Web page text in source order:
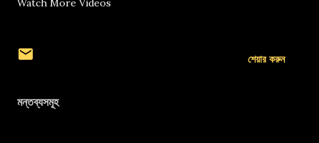
Watch More Videos
শেয়ার করুন
মন্তব্যসমূহ